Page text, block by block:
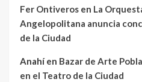
Fer Ontiveros en La
Angelopolitana anuncia
de la Ciudad
Anahíen Bazar de Arte
en el Teatro de la Ciudad